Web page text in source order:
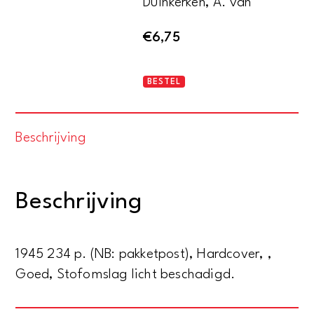
Duinkerken, A. van
€6,75
Het
BESTEL
Beschrijving
Beschrijving
1945 234 p. (NB: pakketpost), Hardcover, ,
Goed, Stofomslag licht beschadigd.